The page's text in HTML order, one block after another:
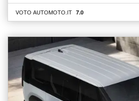
VOTO AUTOMOTO.IT 7.0